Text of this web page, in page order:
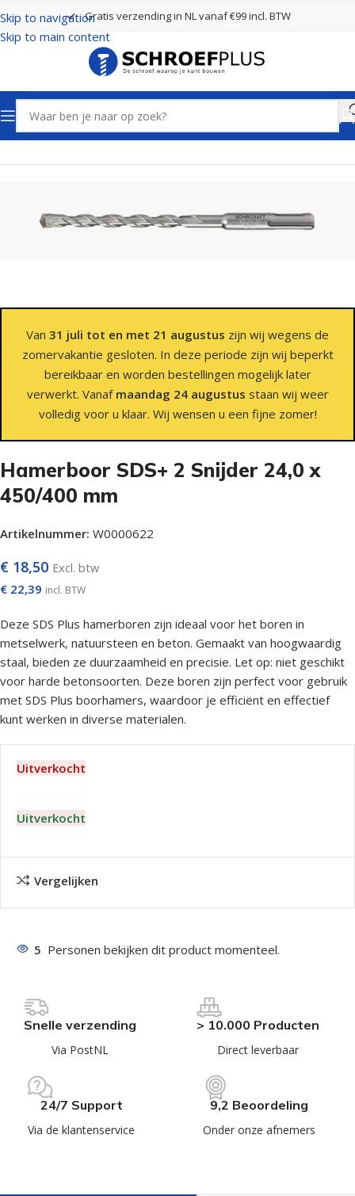
Skip to navigation
Skip to main content
Gratis verzending in NL vanaf €99 incl. BTW
Home Boren SDS Plus Boren 2 Snijders
Van 31 juli tot en met 21 augustus zijn wij wegens de
zomervakantie gesloten. In deze periode zijn wij beperkt
bereikbaar en worden bestellingen mogelijk later
verwerkt. Vanaf maandag 24 augustus staan wij weer
volledig voor u klaar. Wij wensen u een fijne zomer!
Hamerboor SDS+ 2 Snijder 24,0 x
450/400 mm
Artikelnummer: W0000622
€ 18,50 Excl. btw
€ 22,39 incl. BTW
Deze SDS Plus hamerboren zijn ideaal voor het boren in
metselwerk, natuursteen en beton. Gemaakt van hoogwaardig
staal, bieden ze duurzaamheid en precisie. Let op: niet geschikt
voor harde betonsoorten. Deze boren zijn perfect voor gebruik
met SDS Plus boorhamers, waardoor je efficiënt en effectief
kunt werken in diverse materialen.
Uitverkocht
Uitverkocht
Vergelijken
5 Personen bekijken dit product momenteel.
Snelle verzending
Via PostNL
> 10.000 Producten
Direct leverbaar
24/7 Support
Via de klantenservice
9,2 Beoordeling
Onder onze afnemers